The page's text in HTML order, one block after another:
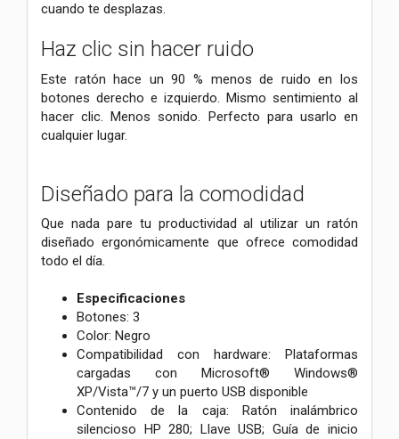
cuando te desplazas.
Haz clic sin hacer ruido
Este ratón hace un 90 % menos de ruido en los
botones derecho e izquierdo. Mismo sentimiento al
hacer clic. Menos sonido. Perfecto para usarlo en
cualquier lugar.
Diseñado para la comodidad
Que nada pare tu productividad al utilizar un ratón
diseñado ergonómicamente que ofrece comodidad
todo el día.
Especificaciones
Botones: 3
Color: Negro
Compatibilidad con hardware: Plataformas
cargadas con Microsoft® Windows®
XP/Vista™/7 y un puerto USB disponible
Contenido de la caja: Ratón inalámbrico
silencioso HP 280; Llave USB; Guía de inicio